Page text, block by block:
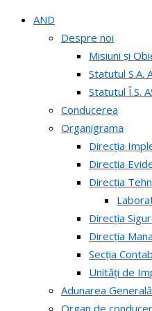
AND
Despre noi
Misiuni și
Statutul S.A.
Statutul Î.S.
Conducerea
Organigrama
Direcția
Direcția
Direcția
Direcția
Direcția
Secția
Unități de
Adunarea
Organ de